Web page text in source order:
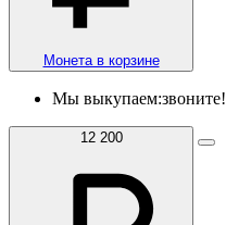
Монета в корзине
Мы выкупаем:звоните!
12 200